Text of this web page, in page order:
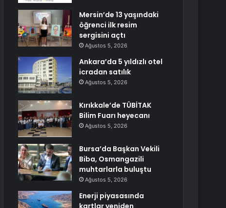
Mersin’de 13 yaşındaki
öğrenci ilk resim
sergisini açtı
Ağustos 5, 2026
Ankara’da 5 yıldızlı otel
icradan satılık
Ağustos 5, 2026
Kırıkkale’de TÜBİTAK
Bilim Fuarı heyecanı
Ağustos 5, 2026
Bursa’da Başkan Vekili
Biba, Osmangazili
muhtarlarla buluştu
Ağustos 5, 2026
Enerji piyasasında
kartlar yeniden